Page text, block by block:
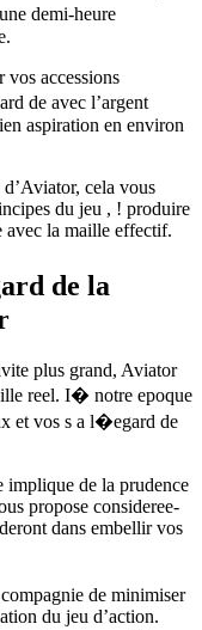
demi-heure
vos accessions
de avec l’argent
aspiration en environ
cela vous
du jeu , ! produire
avec la maille effectif.
de la
plus grand, Aviator
reel. I� notre epoque
et vos s a l�egard de
implique de la prudence
propose consideree-
dans embellir vos
de minimiser
du jeu d’action.